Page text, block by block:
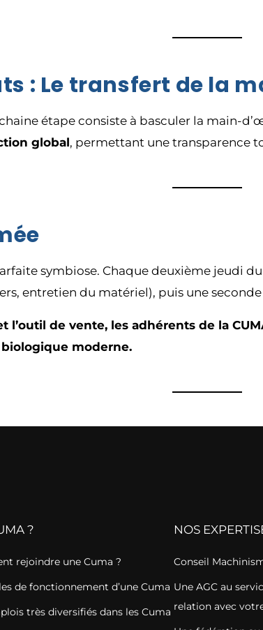
: Le transfert de la
étape consiste à basculer la main-
global, permettant une transparence
symbiose. Chaque deuxième jeudi
entretien du matériel), puis une
de vente, les adhérents de la
moderne.
?
rejoindre une Cuma ?
de fonctionnement d’une Cuma
très diversifiés dans les Cuma
NOS
Conseil
Une AGC au
relation avec